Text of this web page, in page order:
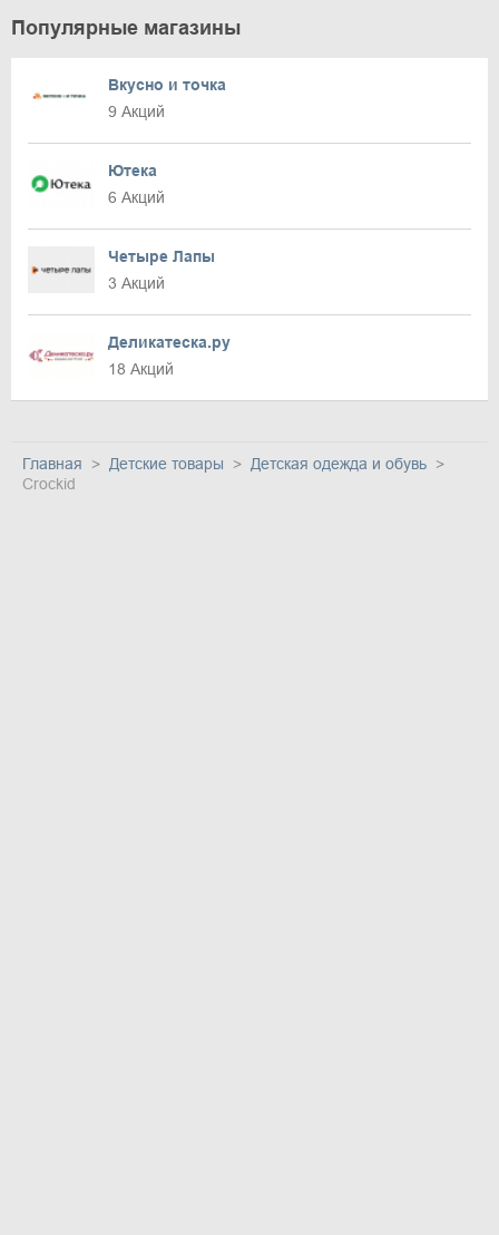
Популярные магазины
Вкусно и точка
9 Акций
Ютека
6 Акций
Четыре Лапы
3 Акций
Деликатеска.ру
18 Акций
Главная Детские товары
Детская одежда и обувь
Crockid